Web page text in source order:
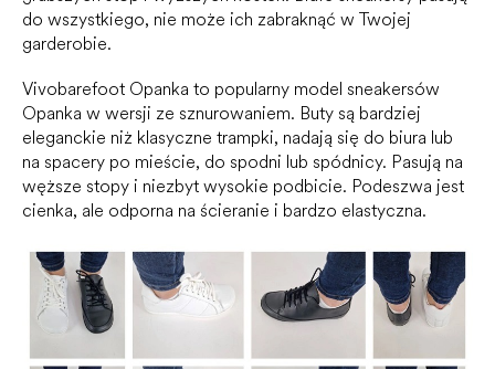
do wszystkiego, nie może ich zabraknąć w Twojej
garderobie.
Vivobarefoot Opanka to popularny model sneakersów
Opanka w wersji ze sznurowaniem. Buty są bardziej
eleganckie niż klasyczne trampki, nadają się do biura lub
na spacery po mieście, do spodni lub spódnicy. Pasują na
węższe stopy i niezbyt wysokie podbicie. Podeszwa jest
cienka, ale odporna na ścieranie i bardzo elastyczna.